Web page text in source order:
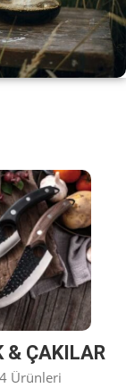
& ÇAKILAR
Ürünleri